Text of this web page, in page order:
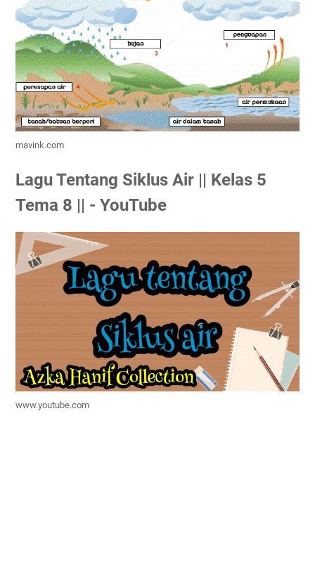
mavink.com
Lagu Tentang Siklus Air || Kelas 5
Tema 8 || - YouTube
www.youtube.com